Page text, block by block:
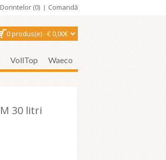
(0) Comandă
0 produs(e) - € 0,00€
VollTop Waeco
30 litri